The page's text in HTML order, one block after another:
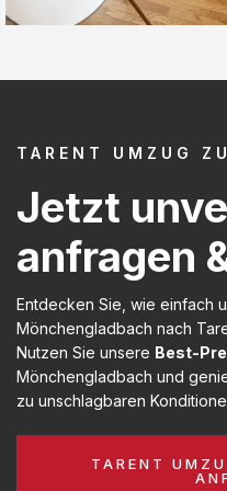
TARENT UMZUG
Jetzt
anfragen
Entdecken Sie, wie einfach
Mönchengladbach nach
Nutzen Sie unsere Best-
Mönchengladbach und
zu unschlagbaren
TARENT